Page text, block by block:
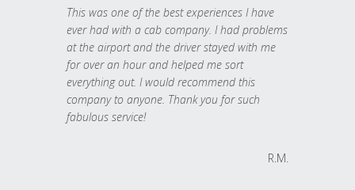
This was one of the best experiences I have
ever had with a cab company. I had problems
at the airport and the driver stayed with me
for over an hour and helped me sort
everything out. I would recommend this
company to anyone. Thank you for such
fabulous service!
R.M.